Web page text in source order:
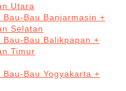
Utara
Bau-Bau Banjarmasin +
Selatan
Bau-Bau Balikpapan +
Timur
Bau-Bau Yogyakarta +